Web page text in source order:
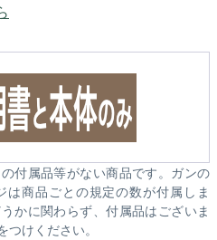
付属品等がない商品です。ガンの
商品ごとの規定の数が付属しま
かに関わらず、付属品はございま
けください。